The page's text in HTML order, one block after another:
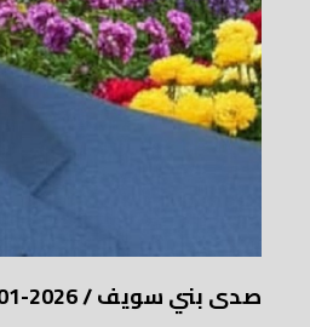
صدى بني سويف/
2026-01-16 20:49:37